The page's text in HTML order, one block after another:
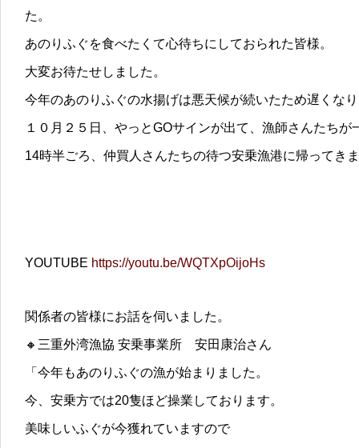
た。
あのりふぐを食べたくて心待ちにしておられた皆様。
大変お待たせしました。
今年のあのりふぐの水揚げは悪天候が続いたため遅くな
１０月２５日、やっとGOサインが出て、漁師さんたちが
14時半ごろ、仲買人さんたちの待つ安乗漁港に帰ってき
YOUTUBE https://youtu.be/WQTXpOijoHs
関係者の皆様にお話を伺いました。
🔸三重外湾漁協 安乗事業所 安田康治さん
「今年もあのりふぐの漁が始まりました。
今、安乗方では20隻ほど操業しております。
美味しいふぐが今獲れていますので